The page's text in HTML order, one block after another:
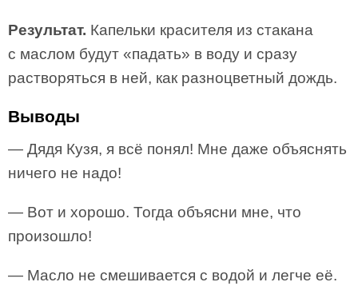
Результат. Капельки красителя из стакана
с маслом будут «падать» в воду и сразу
растворяться в ней, как разноцветный дождь.
Выводы
— Дядя Кузя, я всё понял! Мне даже объяснять
ничего не надо!
— Вот и хорошо. Тогда объясни мне, что
произошло!
— Масло не смешивается с водой и легче её.